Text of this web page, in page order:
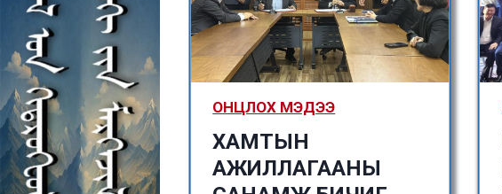
2114-13
ОНЦЛОХ МЭДЭЭ
ХАМТЫН
АЖИЛЛАГААНЫ